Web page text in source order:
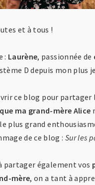
et à tous !
: Laurène, passionnée de
D depuis mon plus
ce blog pour partager
ma grand-mère Alice
plus grand
de ce blog : Sur les
partager également vos
mère, on a tant à